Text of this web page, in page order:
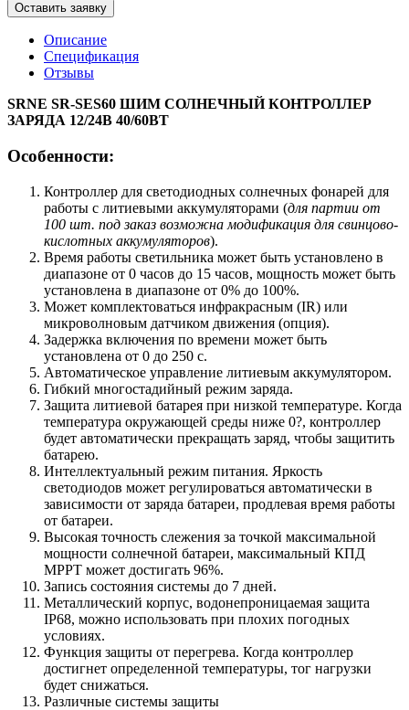
Оставить заявку
Описание
Спецификация
Отзывы
SRNE SR-SES60 ШИМ СОЛНЕЧНЫЙ КОНТРОЛЛЕР
ЗАРЯДА 12/24В 40/60ВТ
Особенности:
Контроллер для светодиодных солнечных фонарей для
работы с литиевыми аккумуляторами (для партии от
100 шт. под заказ возможна модификация для свинцово-
кислотных аккумуляторов).
Время работы светильника может быть установлено в
диапазоне от 0 часов до 15 часов, мощность может быть
установлена в диапазоне от 0% до 100%.
Может комплектоваться инфракрасным (IR) или
микроволновым датчиком движения (опция).
Задержка включения по времени может быть
установлена от 0 до 250 с.
Автоматическое управление литиевым аккумулятором.
Гибкий многостадийный режим заряда.
Защита литиевой батарея при низкой температуре. Когда
температура окружающей среды ниже 0?, контроллер
будет автоматически прекращать заряд, чтобы защитить
батарею.
Интеллектуальный режим питания. Яркость
светодиодов может регулироваться автоматически в
зависимости от заряда батареи, продлевая время работы
от батареи.
Высокая точность слежения за точкой максимальной
мощности солнечной батареи, максимальный КПД
MPPT может достигать 96%.
Запись состояния системы до 7 дней.
Металлический корпус, водонепроницаемая защита
IP68, можно использовать при плохих погодных
условиях.
Функция защиты от перегрева. Когда контроллер
достигнет определенной температуры, тог нагрузки
будет снижаться.
Различные системы защиты